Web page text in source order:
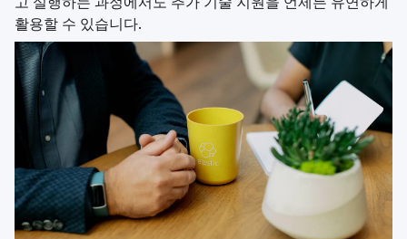
활용할 수 있습니다.